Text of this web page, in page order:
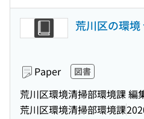
荒川区の環
Paper 図書
荒川区環境清掃部環境課 編
荒川区環境清掃部環境課